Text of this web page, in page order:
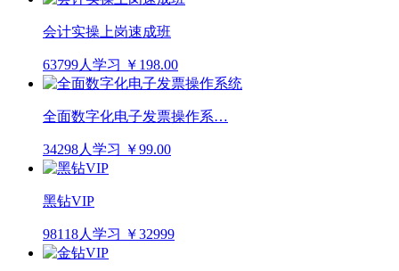
会计实操上岗速成班
63799人学习 ￥198.00
全面数字化电子发票操作系…
34298人学习 ￥99.00
黑钻VIP
98118人学习 ￥32999